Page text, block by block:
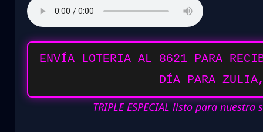
ENVÍA LOTERIA AL 8621 PARA
DÍA PARA
TRIPLE ESPECIAL listo para